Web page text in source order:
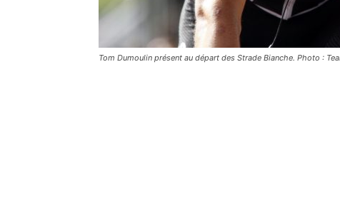
Tom Dumoulin présent au départ des Strade Bianche. Photo :